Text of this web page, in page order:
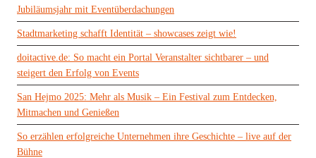
Jubiläumsjahr mit Eventüberdachungen
Stadtmarketing schafft Identität – showcases zeigt wie!
doitactive.de: So macht ein Portal Veranstalter sichtbarer – und
steigert den Erfolg von Events
San Hejmo 2025: Mehr als Musik – Ein Festival zum Entdecken,
Mitmachen und Genießen
So erzählen erfolgreiche Unternehmen ihre Geschichte – live auf der
Bühne